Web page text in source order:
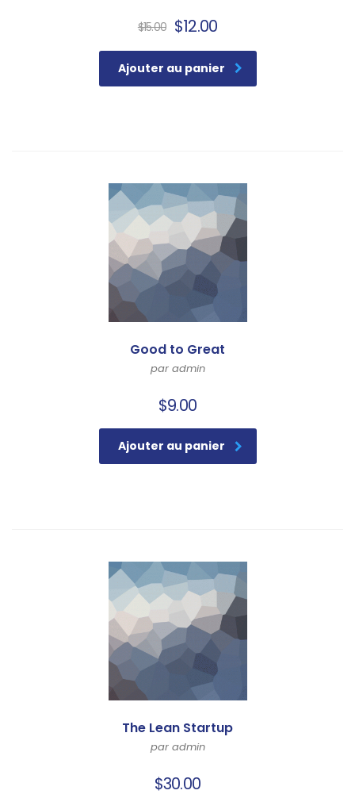
$15.00 $12.00
Ajouter au panier
Good to Great
par admin
$9.00
Ajouter au panier
The Lean Startup
par admin
$30.00